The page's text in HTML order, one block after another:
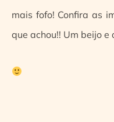
mais fofo! Confira as
que achou!! Um beijo